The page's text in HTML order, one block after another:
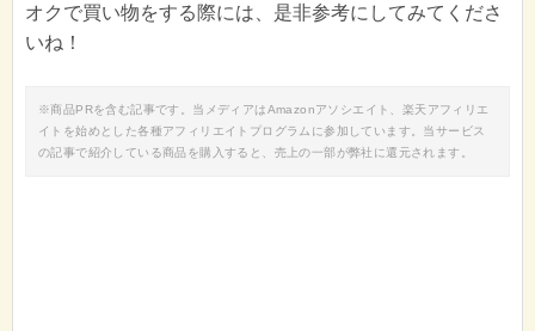
オクで買い物をする際には、是非参考にしてみてくださ
いね！
※商品PRを含む記事です。当メディアはAmazonアソシエイト、楽天アフィリエ
イトを始めとした各種アフィリエイトプログラムに参加しています。当サービス
の記事で紹介している商品を購入すると、売上の一部が弊社に還元されます。